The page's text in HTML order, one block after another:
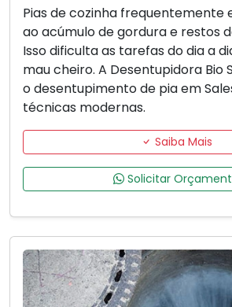
Pias de cozinha frequentemente
ao acúmulo de gordura e restos
Isso dificulta as tarefas do dia a
mau cheiro. A Desentupidora Bio
o desentupimento de pia em
técnicas modernas.
Saiba Mais
Solicitar